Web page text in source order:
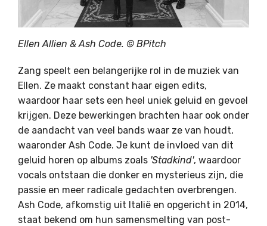
Ellen Allien & Ash Code. © BPitch
Zang speelt een belangerijke rol in de muziek van
Ellen. Ze maakt constant haar eigen edits,
waardoor haar sets een heel uniek geluid en gevoel
krijgen. Deze bewerkingen brachten haar ook onder
de aandacht van veel bands waar ze van houdt,
waaronder Ash Code. Je kunt de invloed van dit
geluid horen op albums zoals 'Stadkind', waardoor
vocals ontstaan ​​die donker en mysterieus zijn, die
passie en meer radicale gedachten overbrengen.
Ash Code, afkomstig uit Italië en opgericht in 2014,
staat bekend om hun samensmelting van post-